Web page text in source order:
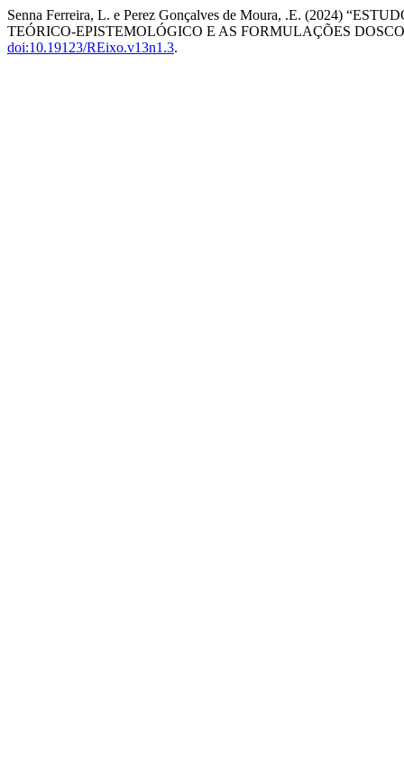
Senna Ferreira, L. e Perez Gonçalves de Moura, .E. (2024)
TEÓRICO-EPISTEMOLÓGICO E AS FORMULAÇÕES
doi:10.19123/REixo.v13n1.3.